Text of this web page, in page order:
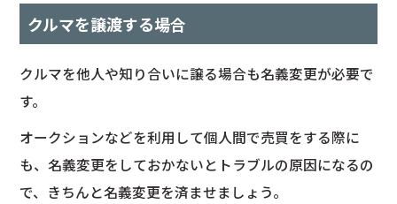
クルマを譲渡する場合
クルマを他人や知り合いに譲る場合も名義変更が必要で
す。
オークションなどを利用して個人間で売買をする際に
も、名義変更をしておかないとトラブルの原因になるの
で、きちんと名義変更を済ませましょう。